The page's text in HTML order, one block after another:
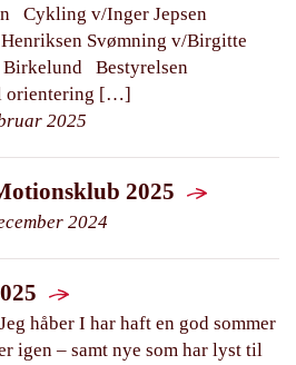
Cykling v/Inger Jepsen
Svømning v/Birgitte
Birkelund Bestyrelsen
orientering […]
2025
2025
2024
håber I har haft en god sommer
igen – samt nye som har lyst til